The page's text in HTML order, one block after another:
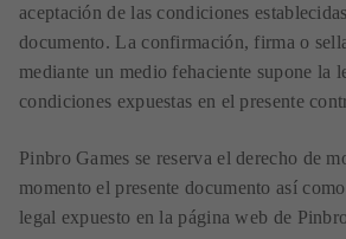
aceptación de las condiciones
documento. La confirmación, firma o
mediante un medio fehaciente supone la
condiciones expuestas en el presente
Pinbro Games se reserva el derecho de
momento el presente documento así
legal expuesto en la página web de